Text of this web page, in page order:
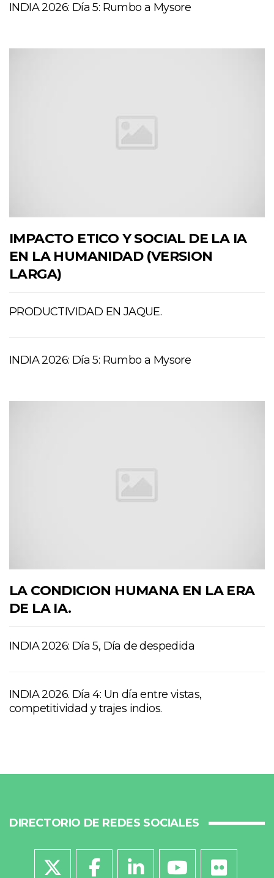
INDIA 2026: Día 5: Rumbo a Mysore
IMPACTO ETICO Y SOCIAL DE LA IA
EN LA HUMANIDAD (VERSION
LARGA)
PRODUCTIVIDAD EN JAQUE.
INDIA 2026: Día 5: Rumbo a Mysore
LA CONDICION HUMANA EN LA ERA
DE LA IA.
INDIA 2026: Día 5, Día de despedida
INDIA 2026. Día 4: Un día entre vistas,
competitividad y trajes indios.
DIRECTORIO DE REDES SOCIALES